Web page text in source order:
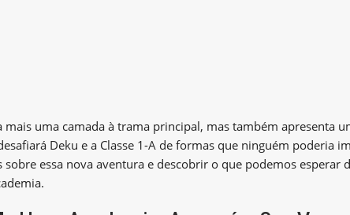
mais uma camada à trama principal, mas também apresenta
Deku e a Classe 1-A de formas que ninguém poderia
sobre essa nova aventura e descobrir o que podemos esperar